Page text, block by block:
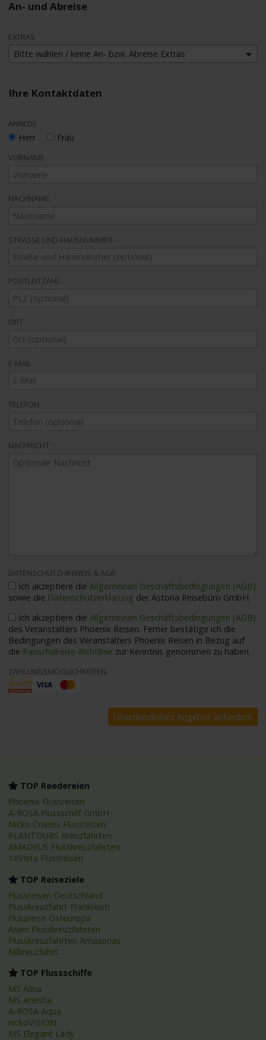
An- und Abreise
EXTRAS
Bitte wählen / keine An- bzw. Abreise Extras
Ihre Kontaktdaten
ANREDE
Herr Frau
VORNAME
NACHNAME
STRASSE UND HAUSNUMMER
POSTLEITZAHL
ORT
E-MAIL
TELEFON
NACHRICHT
DATENSCHUTZHINWEIS & AGB
Ich akzeptiere dieAllgemeinen Geschäftsbedingungen (AGB)
sowie die Datenschutzerklärung der Astoria Reisebüro GmbH.
Ich akzeptiere die Allgemeinen Geschäftsbedingungen (AGB)
des Veranstalters Phoenix Reisen. Ferner bestätige ich die
Bedingungen des Veranstalters Phoenix Reisen in Bezug auf
die Pauschalreise-Richtlinie zur Kenntnis genommen zu haben.
ZAHLUNGSMÖGLICHKEITEN
TOP Reedereien
Phoenix Flussreisen
A-ROSA Flussschiff GmbH
Nicko Cruises Flussreisen
PLANTOURS Kreuzfahrten
AMADEUS Flusskreuzfahrten
1AVista Flussreisen
TOP Reiseziele
Flussreisen Deutschland
Flusskreuzfahrt Frankreich
Flussreise Osteuropa
Asien Flusskreuzfahrten
Flusskreuzfahrten Amazonas
Nilkreuzfahrt
TOP Flussschiffe
MS Alina
MS Anesha
A-ROSA Aqua
nickoVISION
MS Elegant Lady